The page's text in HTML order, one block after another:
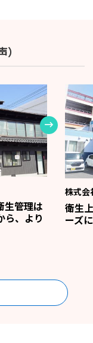
生管理は
ら、より
株式会
衛生
ーズ